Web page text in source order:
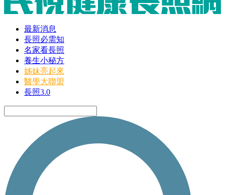
最新消息
長照必需知
名家看長照
養生小秘方
姊妹亮起來
醫學大聯盟
長照3.0